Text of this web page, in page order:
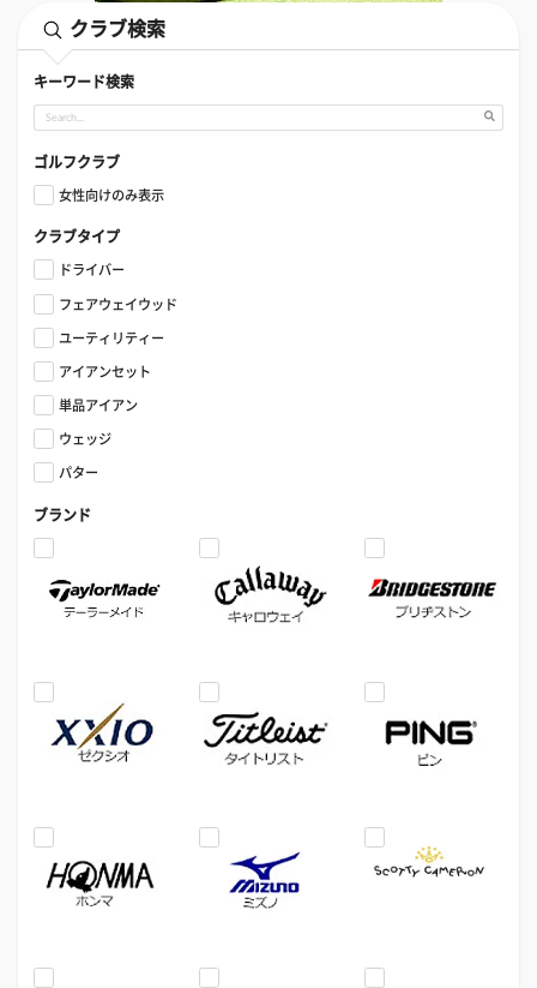
クラブ検索
キーワード検索
ゴルフクラブ
女性向けのみ表示
クラブタイプ
ドライバー
フェアウェイウッド
ユーティリティー
アイアンセット
単品アイアン
ウェッジ
パター
ブランド